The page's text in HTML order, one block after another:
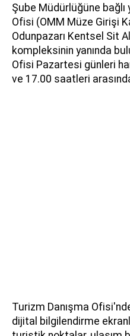
Şube Müdürlüğüne bağlı
Ofisi (OMM Müze Girişi
Odunpazarı Kentsel Sit
kompleksinin yanında
Ofisi Pazartesi günleri
ve 17.00 saatleri
Turizm Danışma
dijital bilgilendirme